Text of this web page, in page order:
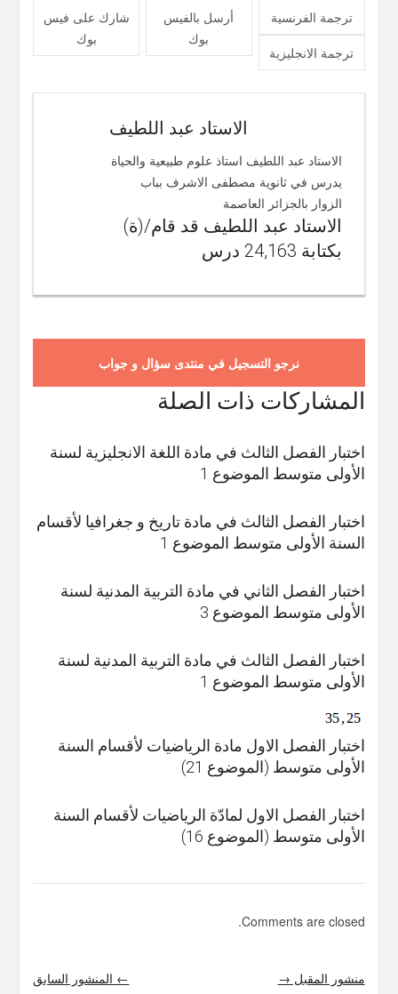
شارك على فيس
بوك
أرسل بالفيس
بوك
ترجمة الفرنسية
ترجمة الانجليزية
الاستاد عبد اللطيف
الاستاد عبد اللطيف استاذ علوم طبيعية والحياة
يدرس في ثانوية مصطفى الاشرف بباب
الزوار بالجزائر العاصمة
الاستاد عبد اللطيف قد قام/(ة)
بكتابة 24,163 درس
نرجو التسجيل في منتدى سؤال و جواب
المشاركات ذات الصلة
اختبار الفصل الثالث في مادة اللغة الانجليزية لسنة
الأولى متوسط الموضوع 1
اختبار الفصل الثالث في مادة تاريخ و جغرافيا لأقسام
السنة الأولى متوسط الموضوع 1
اختبار الفصل الثاني في مادة التربية المدنية لسنة
الأولى متوسط الموضوع 3
اختبار الفصل الثالث في مادة التربية المدنية لسنة
الأولى متوسط الموضوع 1
اختبار الفصل الاول مادة الرياضيات لأقسام السنة
الأولى متوسط (الموضوع 21)
اختبار الفصل الاول لمادّة الرياضيات لأقسام السنة
الأولى متوسط (الموضوع 16)
Comments are closed.
← المنشور السابق منشور المقبل →